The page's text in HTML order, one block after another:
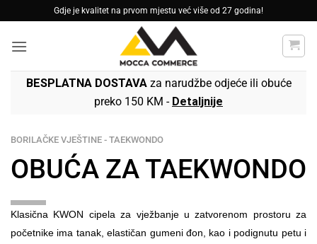
to
content
Gdje je kvalitet na prvom mjestu već više od 27 godina!
BESPLATNA DOSTAVAza narudžbe odjeće ili obuće
preko 150 KM - Detaljnije
BORILAČKE VJEŠTINE - TAEKWONDO
OBUĆA ZA TAEKWONDO
Klasična KWON cipela za vježbanje u zatvorenom prostoru za
početnike ima tanak, elastičan gumeni đon, kao i podignutu petu i